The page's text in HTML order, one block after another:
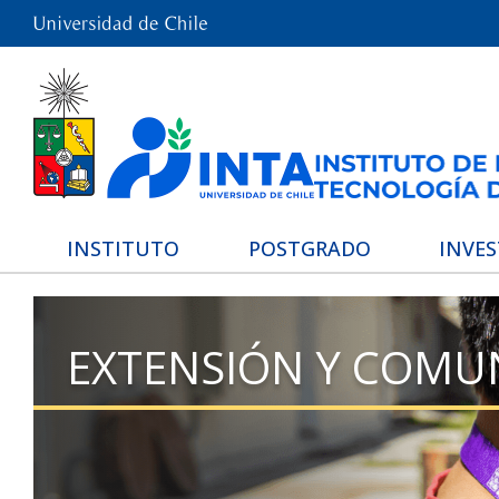
INSTITUTO POSTGRADO
EXTENSIÓN Y